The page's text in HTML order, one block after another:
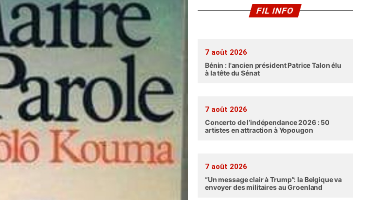
FIL INFO
7 août 2026
Bénin : l'ancien président Patrice Talon élu
à la tête du Sénat
7 août 2026
Concerto de l’indépendance 2026 : 50
artistes en attraction à Yopougon
7 août 2026
“Un message clair à Trump”: la Belgique va
envoyer des militaires au Groenland